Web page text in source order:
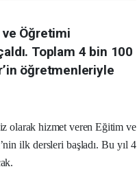
Öğretimi
Toplam 4 bin 100
öğretmenleriyle
olarak hizmet veren Eğitim ve
ilk dersleri başladı. Bu yıl 4